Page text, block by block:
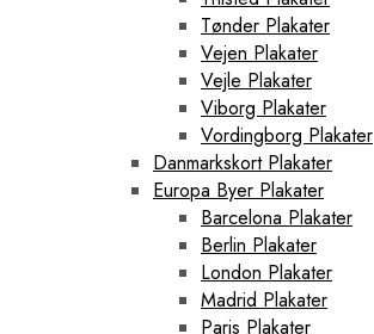
Tønder Plakater
Vejen Plakater
Vejle Plakater
Viborg Plakater
Vordingborg Plakater
Danmarkskort Plakater
Europa Byer Plakater
Barcelona Plakater
Berlin Plakater
London Plakater
Madrid Plakater
Paris Plakater